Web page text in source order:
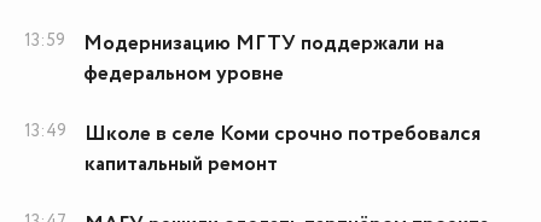
13:59
Модернизацию МГТУ поддержали на
федеральном уровне
13:49
Школе в селе Коми срочно потребовался
капитальный ремонт